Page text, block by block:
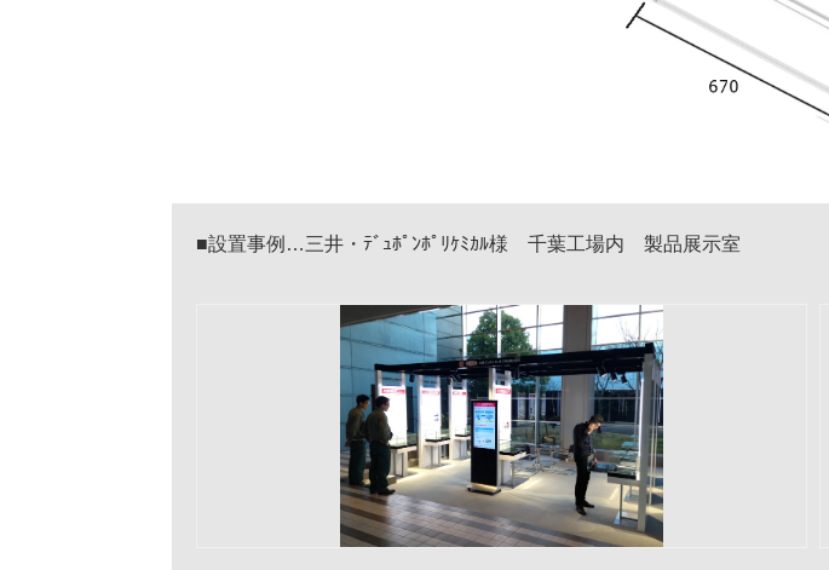
■設置事例…三井・ﾃﾞｭﾎﾟﾝﾎﾟﾘｹﾐｶﾙ様 千葉工場内 製